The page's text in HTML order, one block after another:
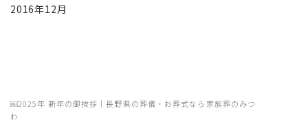
￼2025年 新年の御挨拶｜長野県の葬儀・お葬式なら家族葬のみつ
わ
2016年12月